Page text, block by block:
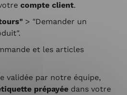
compte client.
> "Demander un
et les articles
validée par notre équipe,
prépayée dans votre